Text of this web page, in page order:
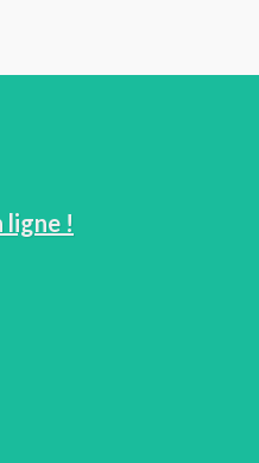
ligne !